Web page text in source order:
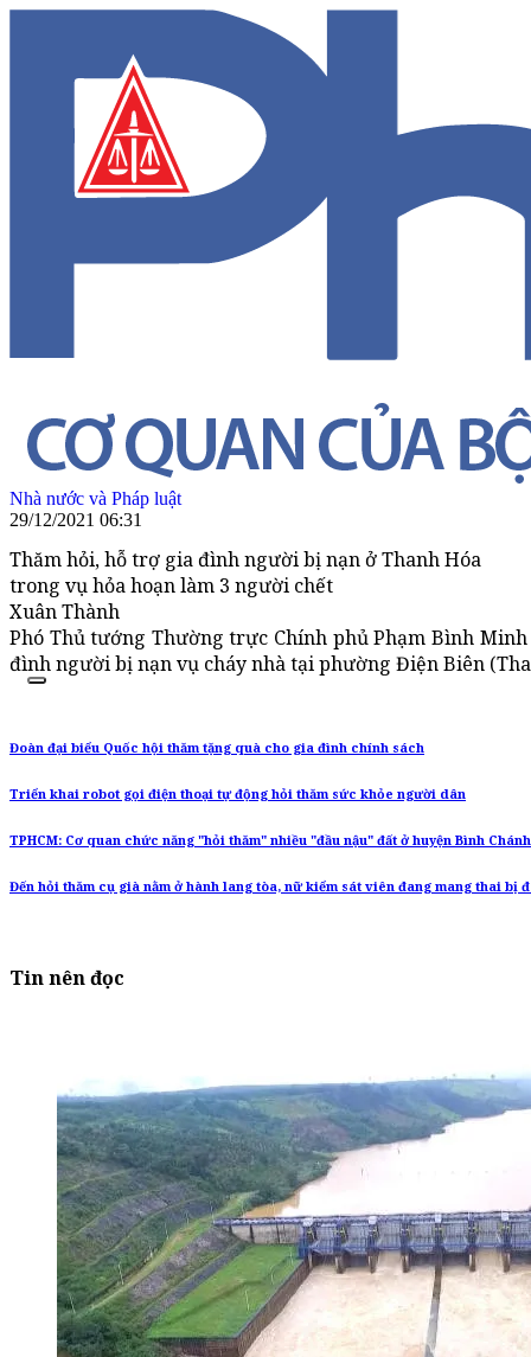
Nhà nước và Pháp luật
29/12/2021 06:31
Thăm hỏi, hỗ trợ gia đình người bị nạn ở Thanh Hóa
trong vụ hỏa hoạn làm 3 người chết
Xuân Thành
Phó Thủ tướng Thường trực Chính phủ Phạm Bình
đình người bị nạn vụ cháy nhà tại phường Điện Biên
Đoàn đại biểu Quốc hội thăm tặng quà cho gia đình chính sách
Triển khai robot gọi điện thoại tự động hỏi thăm sức khỏe người dân
TPHCM: Cơ quan chức năng "hỏi thăm" nhiều "đầu nậu" đất ở huyện Bình Chánh
Đến hỏi thăm cụ già nằm ở hành lang tòa, nữ kiểm sát viên đang mang thai bị
Tin nên đọc